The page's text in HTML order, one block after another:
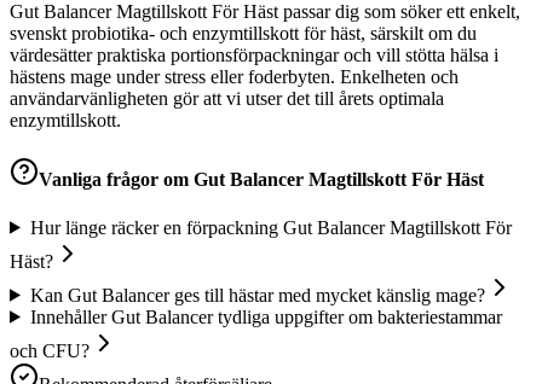
Gut Balancer Magtillskott För Häst passar dig som söker ett enkelt,
svenskt probiotika- och enzymtillskott för häst, särskilt om du
värdesätter praktiska portionsförpackningar och vill stötta hälsa i
hästens mage under stress eller foderbyten. Enkelheten och
användarvänligheten gör att vi utser det till årets optimala
enzymtillskott.
Vanliga frågor om Gut Balancer Magtillskott För Häst
Hur länge räcker en förpackning Gut Balancer Magtillskott För
Häst?
Kan Gut Balancer ges till hästar med mycket känslig mage?
Innehåller Gut Balancer tydliga uppgifter om bakteriestammar
och CFU?